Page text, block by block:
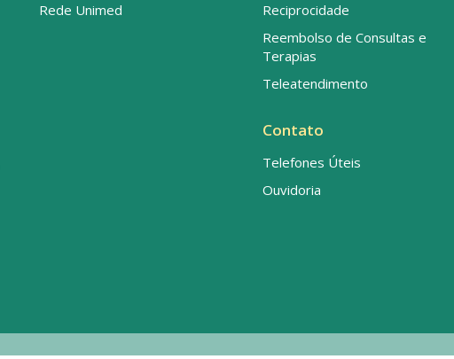
Rede Unimed
Reciprocidade
Reembolso de Consultas e
Terapias
Teleatendimento
Contato
Telefones Úteis
Ouvidoria